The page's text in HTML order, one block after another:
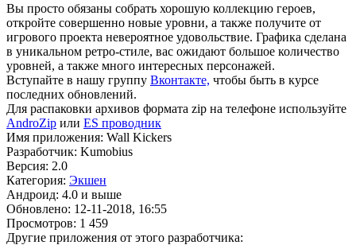
Вы просто обязаны собрать хорошую коллекцию героев,
откройте совершенно новые уровни, а также получите от
игрового проекта невероятное удовольствие. Графика сделана
в уникальном ретро-стиле, вас ожидают большое количество
уровней, а также много интересных персонажей.
Вступайте в нашу группу Вконтакте, чтобы быть в курсе
последних обновлений.
Для распаковки архивов формата zip на телефоне используйте
AndroZip или ES проводник
Имя приложения: Wall Kickers
Разработчик: Kumobius
Версия: 2.0
Категория: Экшен
Андроид: 4.0 и выше
Обновлено: 12-11-2018, 16:55
Просмотров: 1 459
Другие приложения от этого разработчика: